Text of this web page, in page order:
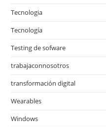
Tecnologia
Tecnología
Testing de sofware
trabajaconnosotros
transformación digital
Wearables
Windows